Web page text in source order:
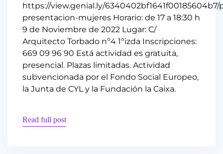
https://view.genial.ly/
presentacion-mujeres Horario: de 17 a 18:30 h
9 de Noviembre de 2022 Lugar: C/
Arquitecto Torbado nº4 1ºizda Inscripciones:
669 09 96 90 Está actividad es gratuita,
presencial. Plazas limitadas. Actividad
subvencionada por el Fondo Social Europeo,
la Junta de CYL y la Fundación la Caixa.
Read full post